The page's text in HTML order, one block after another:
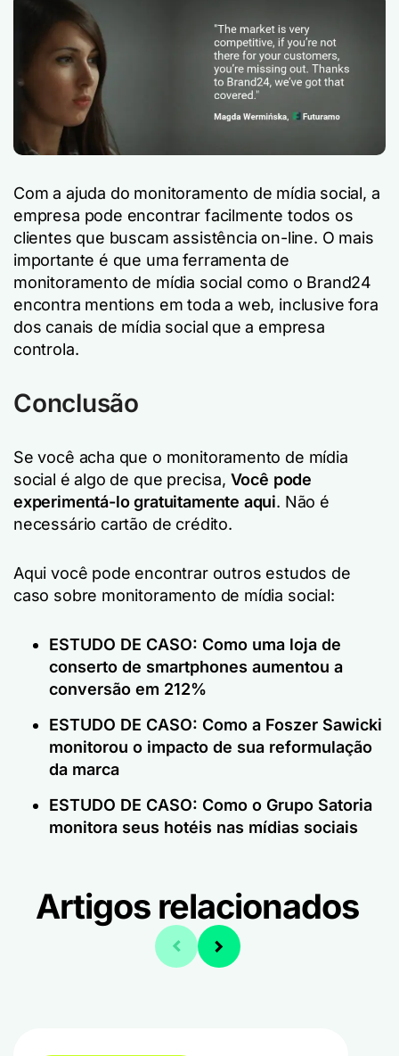
Com a ajuda do monitoramento de mídia social, a
empresa pode encontrar facilmente todos os
clientes que buscam assistência on-line. O mais
importante é que uma ferramenta de
monitoramento de mídia social como o Brand24
encontra mentions em toda a web, inclusive fora
dos canais de mídia social que a empresa
controla.
Conclusão
Se você acha que o monitoramento de mídia
social é algo de que precisa, Você pode
experimentá-lo gratuitamente aqui. Não é
necessário cartão de crédito.
Aqui você pode encontrar outros estudos de
caso sobre monitoramento de mídia social:
ESTUDO DE CASO: Como uma loja de
conserto de smartphones aumentou a
conversão em 212%
ESTUDO DE CASO: Como a Foszer Sawicki
monitorou o impacto de sua reformulação
da marca
ESTUDO DE CASO: Como o Grupo Satoria
monitora seus hotéis nas mídias sociais
Artigos relacionados